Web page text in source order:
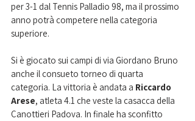
per 3-1 dal Tennis Palladio 98, ma il prossimo
anno potrà competere nella categoria
superiore.
Si è giocato sui campi di via Giordano Bruno
anche il consueto torneo di quarta
categoria. La vittoria è andata a Riccardo
Arese, atleta 4.1 che veste la casacca della
Canottieri Padova. In finale ha sconfitto